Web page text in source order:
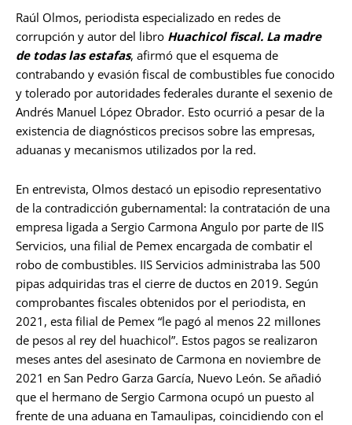
Raúl Olmos, periodista especializado en redes de
corrupción y autor del libro Huachicol fiscal. La madre
de todas las estafas, afirmó que el esquema de
contrabando y evasión fiscal de combustibles fue conocido
y tolerado por autoridades federales durante el sexenio de
Andrés Manuel López Obrador. Esto ocurrió a pesar de la
existencia de diagnósticos precisos sobre las empresas,
aduanas y mecanismos utilizados por la red.
En entrevista, Olmos destacó un episodio representativo
de la contradicción gubernamental: la contratación de una
empresa ligada a Sergio Carmona Angulo por parte de IIS
Servicios, una filial de Pemex encargada de combatir el
robo de combustibles. IIS Servicios administraba las 500
pipas adquiridas tras el cierre de ductos en 2019. Según
comprobantes fiscales obtenidos por el periodista, en
2021, esta filial de Pemex “le pagó al menos 22 millones
de pesos al rey del huachicol”. Estos pagos se realizaron
meses antes del asesinato de Carmona en noviembre de
2021 en San Pedro Garza García, Nuevo León. Se añadió
que el hermano de Sergio Carmona ocupó un puesto al
frente de una aduana en Tamaulipas, coincidiendo con el